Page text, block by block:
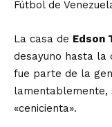
Fútbol de
La casa de Edson
desayuno hasta la
fue parte de la
lamentablemente,
«cenicienta».